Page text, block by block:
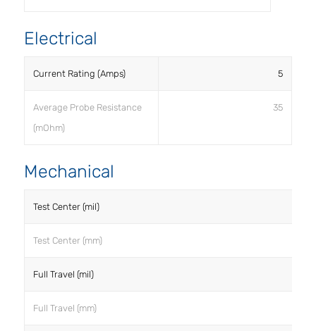
Electrical
Current Rating (Amps) 5
Average Probe Resistance
(mOhm)
35
Mechanical
Test Center (mil)
Test Center (mm)
Full Travel (mil)
Full Travel (mm)